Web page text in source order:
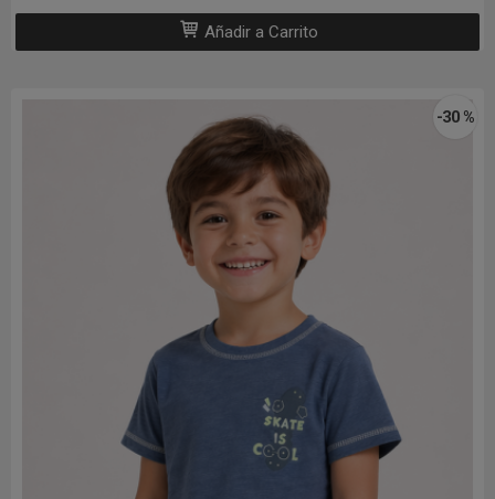
Añadir a Carrito
-30 %